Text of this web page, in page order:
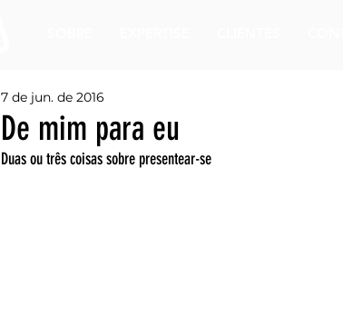
De mim para eu
7 de jun. de 2016
Duas ou três coisas sobre presentear-se